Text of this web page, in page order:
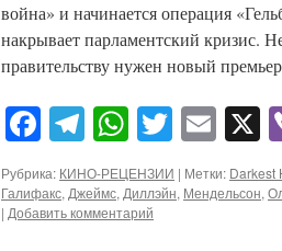
война» и начинается операция
накрывает парламентский кризис.
правительству нужен новый
Facebook
Telegram
WhatsApp
Twitter
Рубрика: КИНО-РЕЦЕНЗИИ | Метки: Darkest
Галифакс, Джеймс, Диллэйн, Мендельсон,
| Добавить комментарий